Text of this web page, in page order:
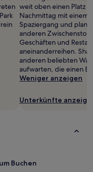
weit oben einen Platz
Nachmittag mit einem
Spaziergang und
anderen
Geschäften und
aneinanderreihen.
anderen beliebten
aufwarten, die einen
Weniger anzeigen
Unterkünfte
Buchen